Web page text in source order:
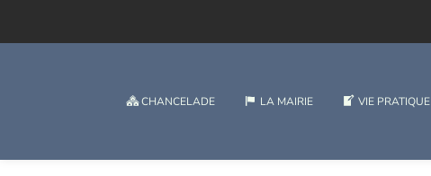
CHANCELADE LA MAIRIE VIE PRATIQUE